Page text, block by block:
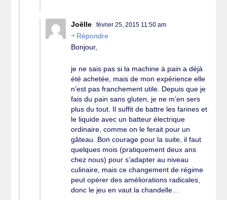
Joëlle février 25, 2015 11:50 am
Répondre
Bonjour,
je ne sais pas si la machine à pain a déjà
été achetée, mais de mon expérience elle
n’est pas franchement utile. Depuis que je
fais du pain sans gluten, je ne m’en sers
plus du tout. Il suffit de battre les farines et
le liquide avec un batteur électrique
ordinaire, comme on le ferait pour un
gâteau. Bon courage pour la suite, il faut
quelques mois (pratiquement deux ans
chez nous) pour s’adapter au niveau
culinaire, mais ce changement de régime
peut opérer des améliorations radicales,
donc le jeu en vaut la chandelle…